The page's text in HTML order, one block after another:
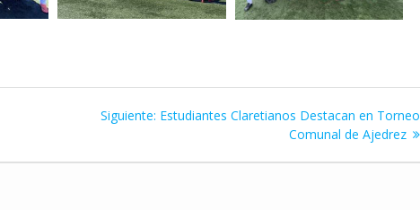
Siguiente: Siguiente
Estudiantes Claretianos Destacan en Torneo
Comunal de Ajedrez